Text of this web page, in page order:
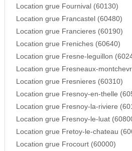
Location grue Fournival (60130)
Location grue Francastel (60480)
Location grue Francieres (60190)
Location grue Freniches (60640)
Location grue Fresne-leguillon
Location grue Fresneaux-
Location grue Fresnieres (60310)
Location grue Fresnoy-en-thelle
Location grue Fresnoy-la-riviere
Location grue Fresnoy-le-luat
Location grue Fretoy-le-chateau
Location grue Frocourt (60000)